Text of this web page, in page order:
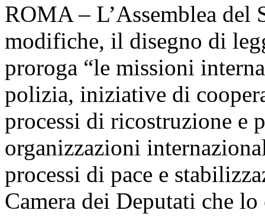
ROMA – L’Assemblea del
modifiche, il disegno di
proroga “le missioni
polizia, iniziative di
processi di ricostruzione e
organizzazioni
processi di pace e
Camera dei Deputati che